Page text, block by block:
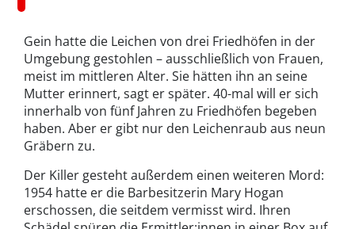
Gein hatte die Leichen von drei Friedhöfen in der
Umgebung gestohlen – ausschließlich von Frauen,
meist im mittleren Alter. Sie hätten ihn an seine
Mutter erinnert, sagt er später. 40-mal will er sich
innerhalb von fünf Jahren zu Friedhöfen begeben
haben. Aber er gibt nur den Leichenraub aus neun
Gräbern zu.
Der Killer gesteht außerdem einen weiteren Mord:
1954 hatte er die Barbesitzerin Mary Hogan
erschossen, die seitdem vermisst wird. Ihren